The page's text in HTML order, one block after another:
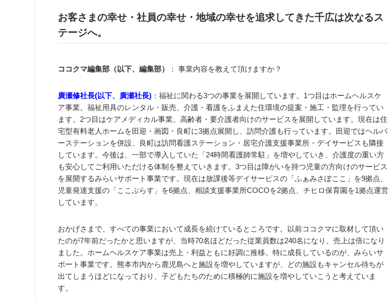
お客さまの幸せ・社員の幸せ・地域の幸せを追求してきた千広は次なるス
テージへ。
ココクマ編集部（以下、編集部） ： 事業内容を教えて頂けますか？
廣瀬修社長(以下、廣瀬社長) ：福祉に関わる3つの事業を展開しています。1つ目はホームヘルスケ
ア事業。福祉用具のレンタル・販売、介護・看護をふまえた住環境の提案・施工・監理を行ってい
ます。2つ目はケアメディカル事業。高齢者・要介護者向けのサービスを展開しています。現在は住
宅型有料老人ホームを田迎・画図・良町に3拠点展開し、訪問介護も行っています。田迎ではヘルパ
ーステーションを併設、良町は訪問看護ステーション・居宅介護支援事業所・デイサービスも隣接
しています。今後は、一部で導入していた「24時間看護師常駐」を増やしていき、介護度の重い方
も安心してご利用いただける体制を整えていきます。3つ目は障がいを持つ児童の方向けのサービス
を展開するみらいサポート事業です。現在は放課後等デイサービスの「ふぁみさぽここ」を9拠点、
児童発達支援の「ここぷらす」を6拠点、相談支援事業所COCOを2拠点、チヒロ保育園を1拠点運営
しています。
おかげさまで、すべての事業において成長を続けているところです。以前ココクマに取材して頂い
たのが7年前だったかと思いますが、当時70名ほどだった従業員数は240名になり、売上は倍になり
ました。ホームヘルスケア事業は売上・利益ともに好調に推移。特に成長しているのが、みらいサ
ポート事業です。熊本市内から鹿児島へと施設を増やしていますが、どの施設もキャンセル待ちが
出てしまうほどになっており、子どもたちのために積極的に施設を増やしていこうと考えていま
す。